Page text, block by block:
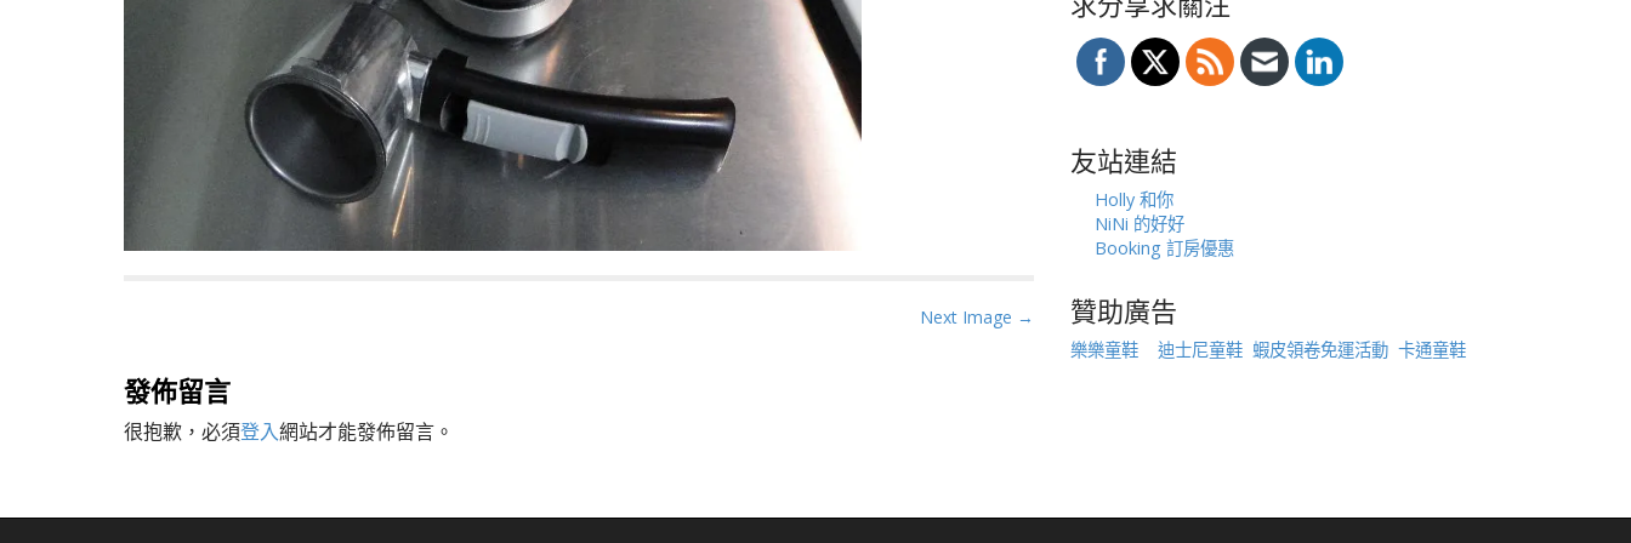
s
t
n
i
Next Image →
發佈留言
很抱歉，必須登入網站才能發佈留言。
友站連結
Holly 和你
NiNi 的好好
Booking 訂房優惠
贊助廣告
樂樂童鞋 迪士尼童鞋 蝦皮領卷免運活動 卡通童鞋